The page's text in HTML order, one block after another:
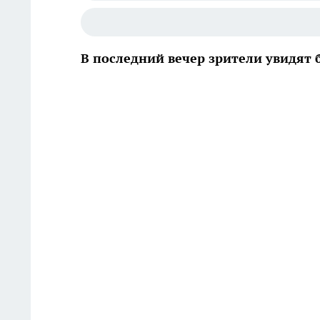
В последний вечер зрители увидят